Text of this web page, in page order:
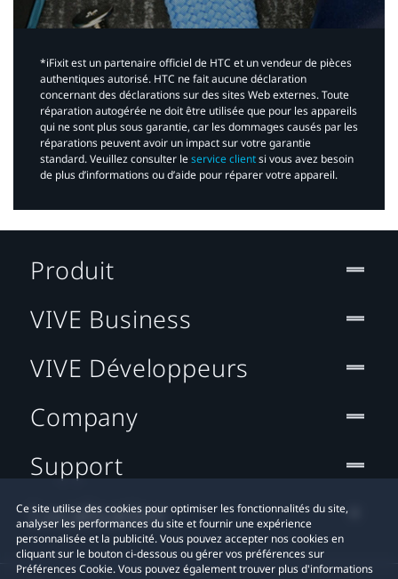
*iFixit est un partenaire officiel de HTC et un vendeur de pièces
authentiques autorisé. HTC ne fait aucune déclaration
concernant des déclarations sur des sites Web externes. Toute
réparation autogérée ne doit être utilisée que pour les appareils
qui ne sont plus sous garantie, car les dommages causés par les
réparations peuvent avoir un impact sur votre garantie
standard. Veuillez consulter leservice clientsi vous avez besoin
de plus d’informations ou d’aide pour réparer votre appareil.​
Ce site utilise des cookies pour optimiser les fonctionnalités du site,
analyser les performances du site et fournir une expérience
personnalisée et la publicité. Vous pouvez accepter nos cookies en
cliquant sur le bouton ci-dessous ou gérer vos préférences sur
Préférences Cookie. Vous pouvez également trouver plus d'informations
Produit
VIVE Business
VIVE Développeurs
Company
Support
Localisation